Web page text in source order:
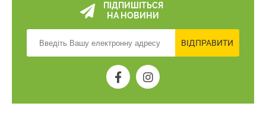
ПІДПИШІТЬСЯ
НА НОВИНИ
ВІДПРАВИТИ